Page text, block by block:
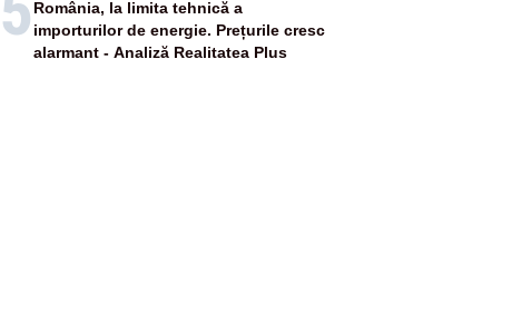
România, la limita tehnică a
importurilor de energie. Prețurile cresc
alarmant - Analiză Realitatea Plus